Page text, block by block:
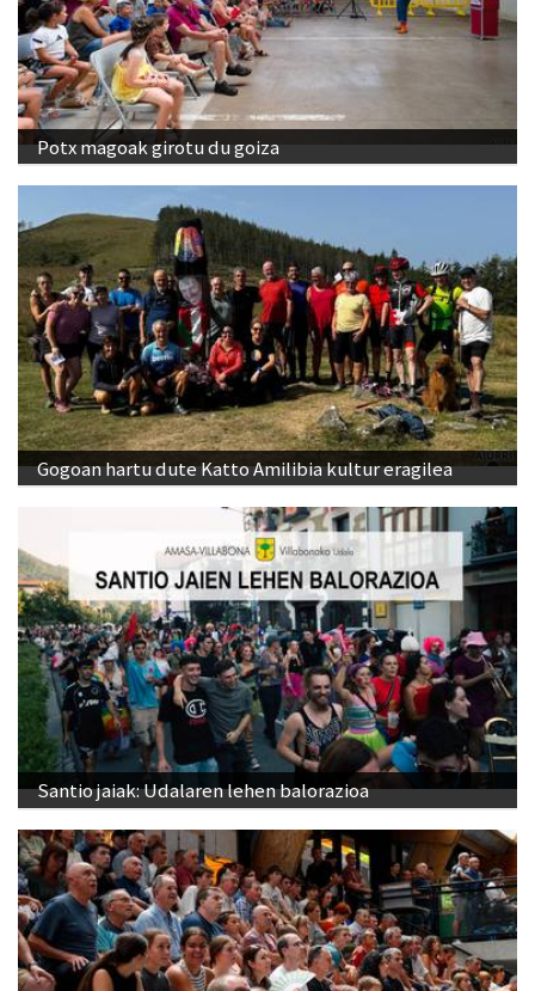
Potx magoak girotu du goiza
Gogoan hartu dute Katto Amilibia kultur eragilea
Santio jaiak: Udalaren lehen balorazioa